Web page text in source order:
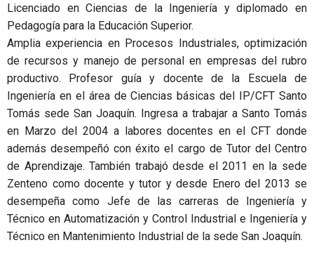
Licenciado en Ciencias de la Ingeniería y diplomado en
Pedagogía para la Educación Superior.
Amplia experiencia en Procesos Industriales, optimización
de recursos y manejo de personal en empresas del rubro
productivo. Profesor guía y docente de la Escuela de
Ingeniería en el área de Ciencias básicas del IP/CFT Santo
Tomás sede San Joaquín. Ingresa a trabajar a Santo Tomás
en Marzo del 2004 a labores docentes en el CFT donde
además desempeñó con éxito el cargo de Tutor del Centro
de Aprendizaje. También trabajó desde el 2011 en la sede
Zenteno como docente y tutor y desde Enero del 2013 se
desempeña como Jefe de las carreras de Ingeniería y
Técnico en Automatización y Control Industrial e Ingeniería y
Técnico en Mantenimiento Industrial de la sede San Joaquín.